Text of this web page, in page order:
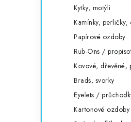
Kytky, motýli
Kamínky, perličky,
Papírové ozdoby
Rub-Ons /
Kovové, dřevěné,
Brads, svorky
Eyelets /
Kartonové ozdoby